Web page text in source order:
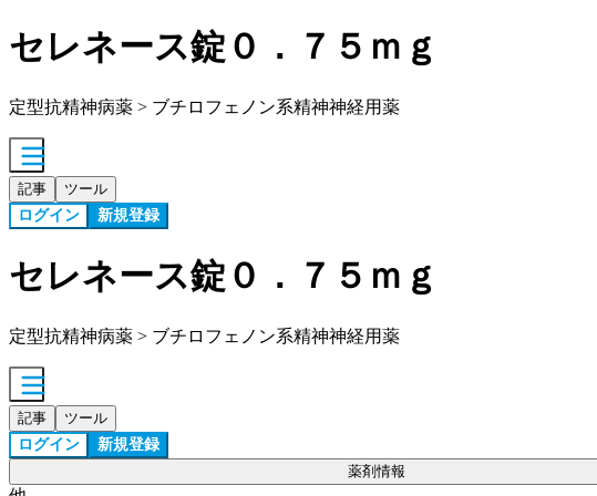
セレネース錠０．７５ｍｇ
定型抗精神病薬 > ブチロフェノン系精神神経用薬
記事 ツール
ログイン 新規登録
セレネース錠０．７５ｍｇ
定型抗精神病薬 > ブチロフェノン系精神神経用薬
記事 ツール
ログイン 新規登録
薬剤情報